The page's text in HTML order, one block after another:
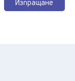
Изпращане